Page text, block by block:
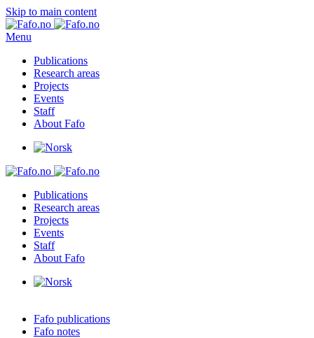
Skip to main content
Menu
Publications
Research areas
Projects
Events
Staff
About Fafo
Publications
Research areas
Projects
Events
Staff
About Fafo
Fafo publications
Fafo notes